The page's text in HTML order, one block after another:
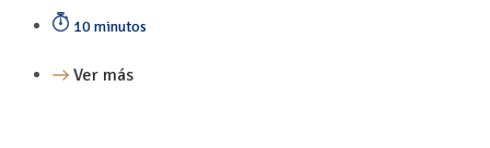
10 minutos
Ver más